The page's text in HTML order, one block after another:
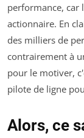
performance, car
actionnaire. En
des milliers de
contrairement à
pour le motiver,
pilote de ligne
Alors, ce